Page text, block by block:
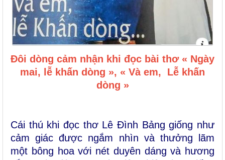
Đôi dòng cảm nhận khi đọc bài thơ « Ngày
mai, lễ khấn dòng », « Và em, Lễ khấn
dòng »
Cái thú khi đọc thơ Lê Đình Bảng giống như
cảm giác được ngắm nhìn và thưởng lãm
một bông hoa với nét duyên dáng và hương